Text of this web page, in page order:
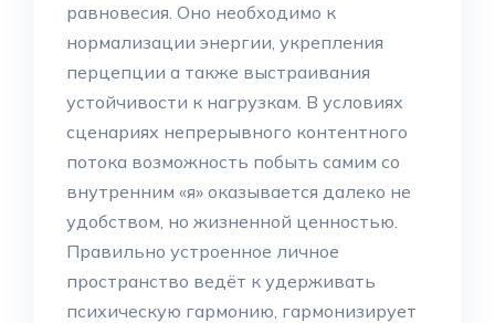
равновесия. Оно необходимо к
нормализации энергии, укрепления
перцепции а также выстраивания
устойчивости к нагрузкам. В условиях
сценариях непрерывного контентного
потока возможность побыть самим со
внутренним «я» оказывается далеко не
удобством, но жизненной ценностью.
Правильно устроенное личное
пространство ведёт к удерживать
психическую гармонию, гармонизирует